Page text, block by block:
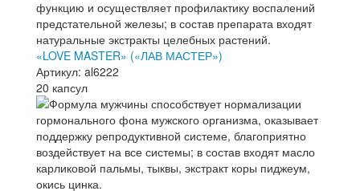
«LOVE MASTER» («ЛАВ МАСТЕР»)
Артикул: al6222
20 капсул